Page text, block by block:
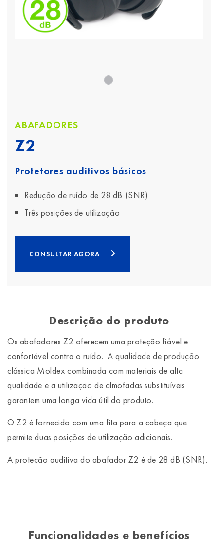
ABAFADORES
Z2
Protetores auditivos básicos
Redução de ruído de 28 dB (SNR)
Três posições de utilização
CONSULTAR AGORA
Descrição do produto
Os abafadores Z2 oferecem uma proteção fiável e
confortável contra o ruído. A qualidade de produção
clássica Moldex combinada com materiais de alta
qualidade e a utilização de almofadas substituíveis
garantem uma longa vida útil do produto.
O Z2 é fornecido com uma fita para a cabeça que
permite duas posições de utilização adicionais.
A proteção auditiva do abafador Z2 é de 28 dB (SNR).
Funcionalidades e benefícios